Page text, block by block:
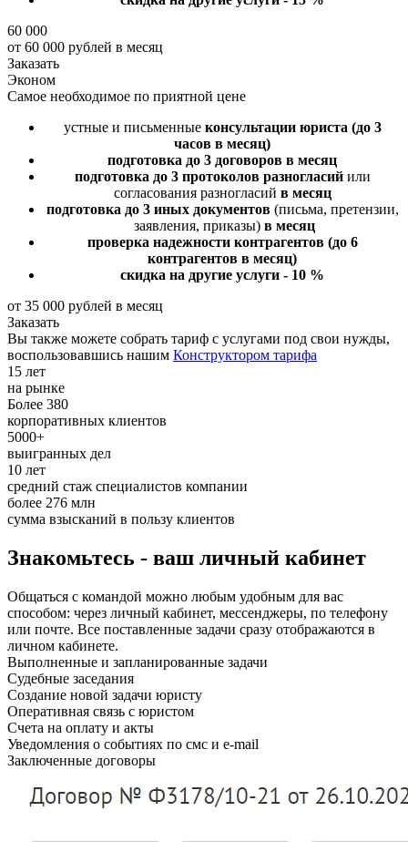
60 000
от 60 000 рублей в месяц
Заказать
Эконом
Самое необходимое по приятной цене
устные и письменные консультации юриста (до 3
часов в месяц)
подготовка до 3 договоров в месяц
подготовка до 3 протоколов разногласийили
согласования разногласий в месяц
подготовка до 3 иных документов(письма, претензии,
заявления, приказы) в месяц
проверка надежности контрагентов (до 6
контрагентов в месяц)
скидка на другие услуги - 10 %
от 35 000 рублей в месяц
Заказать
Вы также можете собрать тариф с услугами под свои нужды,
воспользовавшись нашим Конструктором тарифа
15 лет
на рынке
Более 380
корпоративных клиентов
5000+
выигранных дел
10 лет
средний стаж специалистов компании
более 276 млн
сумма взысканий в пользу клиентов
Знакомьтесь - ваш личный кабинет
Общаться с командой можно любым удобным для вас
способом: через личный кабинет, мессенджеры, по телефону
или почте. Все поставленные задачи сразу отображаются в
личном кабинете.
Выполненные и запланированные задачи
Судебные заседания
Создание новой задачи юристу
Оперативная связь с юристом
Счета на оплату и акты
Уведомления о событиях по смс и e-mail
Заключенные договоры